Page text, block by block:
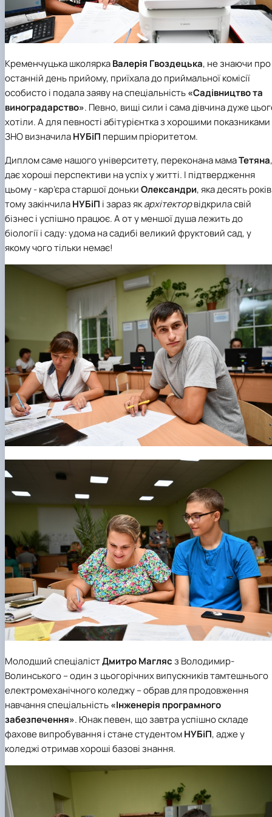
Кременчуцька школяркаВалерія Гвоздецька, не знаючи про
останній день прийому, приїхала до приймальної комісії
особисто і подала заяву на спеціальність«Садівництво та
виноградарство». Певно, вищі сили і сама дівчина дуже
хотіли. А для певності абітурієнтка з хорошими показниками
ЗНО визначилаНУБіП першим пріоритетом.
Диплом саме нашого університету, переконана мамаТетяна,
дає хороші перспективи на успіх у житті. І підтвердження
цьому - кар’єра старшої донькиОлександри, яка десять років
тому закінчилаНУБіП і зараз якархітекторвідкрила свій
бізнес і успішно працює. А от у меншої душа лежить до
біології і саду: удома на садибі великий фруктовий сад, у
якому чого тільки немає!
Молодший спеціалістДмитро Маглясз Володимир-
Волинського – один з цьогорічних випускників тамтешнього
електромеханічного коледжу – обрав для продовження
навчання спеціальність«Інженерія програмного
забезпечення». Юнак певен, що завтра успішно складе
фахове випробування і стане студентомНУБіП, адже у
коледжі отримав хороші базові знання.